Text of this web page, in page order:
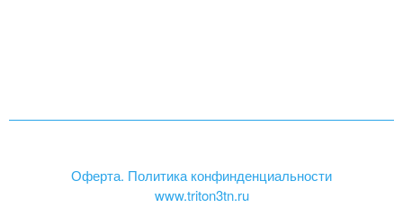
Оферта. Политика конфинденциальности
www.triton3tn.ru